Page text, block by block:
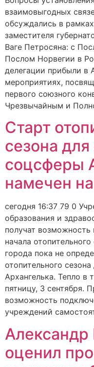
взаимовыгодных
обсуждались в
заместителя
Ваге Петросяна: с
Послом Норвегии в
делегации прибыли в
мероприятиях,
первого союзного
Чрезвычайным и
Старт
сезона
соцсферы
намечен
сегодня 16:37 79 0
образования и
получат возможность
начала
города пока не
отопительного
Архангелька. Тепло в
пятницу, 3 сентября.
возможность
учреждений
оценил